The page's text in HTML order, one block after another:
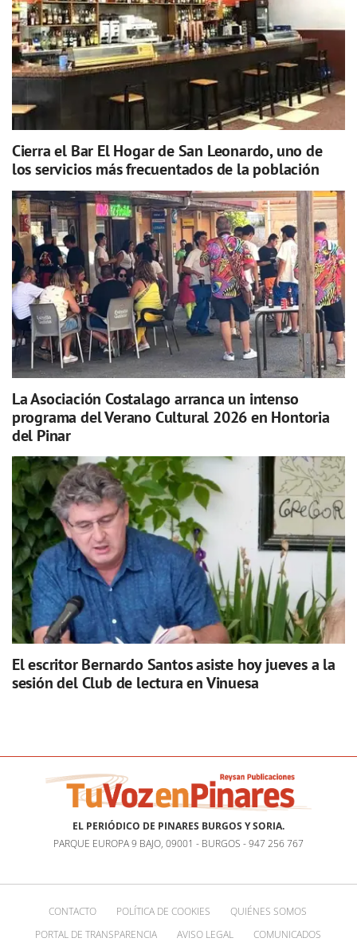
Cierra el Bar El Hogar de San Leonardo, uno de
los servicios más frecuentados de la población
La Asociación Costalago arranca un intenso
programa del Verano Cultural 2026 en Hontoria
del Pinar
El escritor Bernardo Santos asiste hoy jueves a la
sesión del Club de lectura en Vinuesa
EL PERIÓDICO DE PINARES BURGOS Y SORIA.
PARQUE EUROPA 9 BAJO, 09001 - BURGOS - 947 256 767
CONTACTO POLÍTICA DE COOKIES
QUIÉNES SOMOS
PORTAL DE TRANSPARENCIA
AVISO LEGAL COMUNICADOS